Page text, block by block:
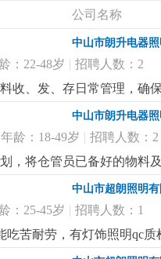
公司名称
中山市朗升电器
：22-48岁 | 招聘人数：2
收、发、存日常管理，确
时备料发料，保障车间生
料规范摆放，合理利用仓
期上报与处理跟进；8. 配
经验，熟悉收发存及账务
有条理，责任心强，吃苦
制度：五天工作制，岗位
工作餐。更详细 ...
中山市朗升电器
年龄：18-49岁 | 招聘人数：2
，将仓管员已备好的物料
工具的清洁与日常管理；
排；2. 服从工作调配，具
本工资 + 加班费，月休
法缴纳社会保险。3. 工作
中山市超朗照明
：25-45岁 | 招聘人数：1
吃苦耐劳，有灯饰照明qc